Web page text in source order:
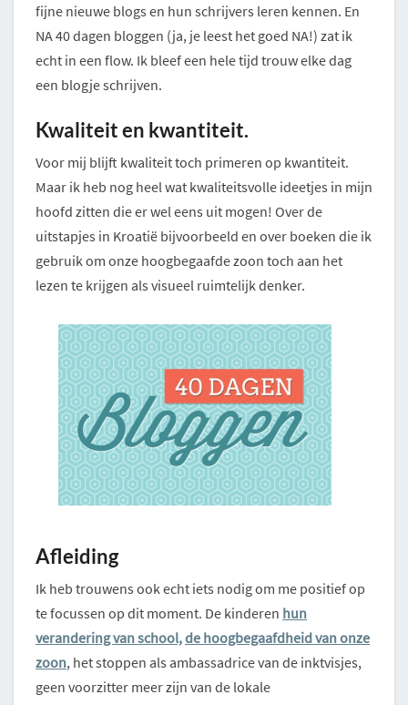
fijne nieuwe blogs en hun schrijvers leren kennen. En
NA 40 dagen bloggen (ja, je leest het goed NA!) zat ik
echt in een flow. Ik bleef een hele tijd trouw elke dag
een blogje schrijven.
Kwaliteit en kwantiteit.
Voor mij blijft kwaliteit toch primeren op kwantiteit.
Maar ik heb nog heel wat kwaliteitsvolle ideetjes in mijn
hoofd zitten die er wel eens uit mogen! Over de
uitstapjes in Kroatië bijvoorbeeld en over boeken die ik
gebruik om onze hoogbegaafde zoon toch aan het
lezen te krijgen als visueel ruimtelijk denker.
Afleiding
Ik heb trouwens ook echt iets nodig om me positief op
te focussen op dit moment. De kinderen hun
verandering van school,de hoogbegaafdheid van onze
zoon, het stoppen als ambassadrice van de inktvisjes,
geen voorzitter meer zijn van de lokale